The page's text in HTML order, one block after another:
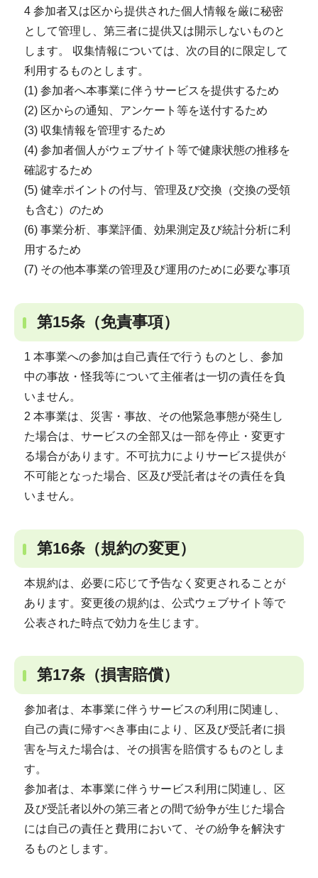
4 参加者又は区から提供された個人情報を厳に秘密
として管理し、第三者に提供又は開示しないものと
します。 収集情報については、次の目的に限定して
利用するものとします。
(1) 参加者へ本事業に伴うサービスを提供するため
(2) 区からの通知、アンケート等を送付するため
(3) 収集情報を管理するため
(4) 参加者個人がウェブサイト等で健康状態の推移を
確認するため
(5) 健幸ポイントの付与、管理及び交換（交換の受領
も含む）のため
(6) 事業分析、事業評価、効果測定及び統計分析に利
用するため
(7) その他本事業の管理及び運用のために必要な事項
第15条（免責事項）
1 本事業への参加は自己責任で行うものとし、参加
中の事故・怪我等について主催者は一切の責任を負
いません。
2 本事業は、災害・事故、その他緊急事態が発生し
た場合は、サービスの全部又は一部を停止・変更す
る場合があります。不可抗力によりサービス提供が
不可能となった場合、区及び受託者はその責任を負
いません。
第16条（規約の変更）
本規約は、必要に応じて予告なく変更されることが
あります。変更後の規約は、公式ウェブサイト等で
公表された時点で効力を生じます。
第17条（損害賠償）
参加者は、本事業に伴うサービスの利用に関連し、
自己の責に帰すべき事由により、区及び受託者に損
害を与えた場合は、その損害を賠償するものとしま
す。
参加者は、本事業に伴うサービス利用に関連し、区
及び受託者以外の第三者との間で紛争が生じた場合
には自己の責任と費用において、その紛争を解決す
るものとします。